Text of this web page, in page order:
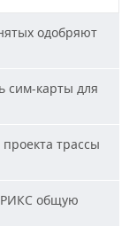
одобряют
сим-карты для
трассы
общую